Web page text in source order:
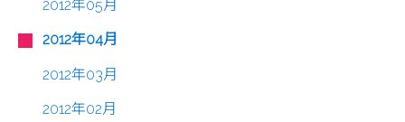
2012年05月
2012年04月
2012年03月
2012年02月